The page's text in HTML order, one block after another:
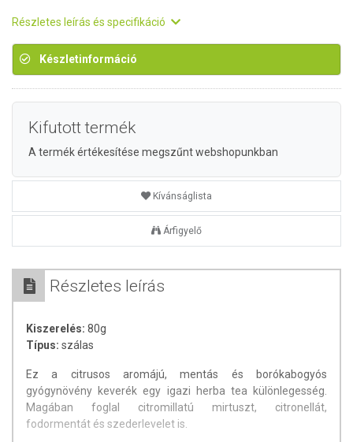
Részletes leírás és specifikáció
Készletinformáció
Kifutott termék
A termék értékesítése megszűnt webshopunkban
Kívánságlista
Árfigyelő
Részletes leírás
Kiszerelés: 80g
Típus: szálas
Ez a citrusos aromájú, mentás és borókabogyós
gyógynövény keverék egy igazi herba tea különlegesség.
Magában foglal citromillatú mirtuszt, citronellát,
fodormentát és szederlevelet is.